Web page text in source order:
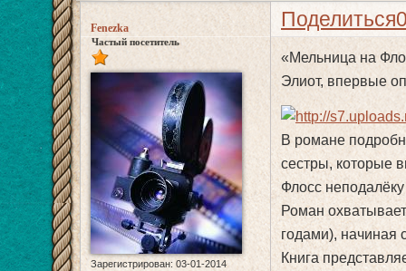
Поделиться
Fenezka
Частый посетитель
Зарегистрирован: 03-01-2014
«Мельница на
Элиот, впервые
В романе
сестры, которые
Флосс
Роман
годами), начиная
Книга